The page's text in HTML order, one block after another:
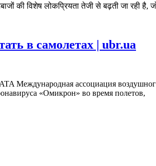
की विशेष लोकप्रियता तेजी से बढ़ती जा रही
в самолетах | ubr.ua
Международная ассоциация
«Омикрон» во время полетов,